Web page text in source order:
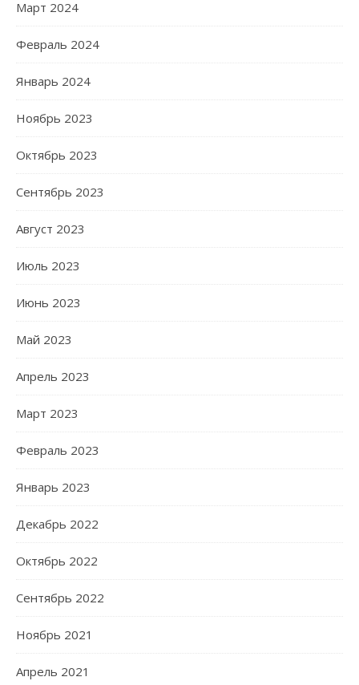
Март 2024
Февраль 2024
Январь 2024
Ноябрь 2023
Октябрь 2023
Сентябрь 2023
Август 2023
Июль 2023
Июнь 2023
Май 2023
Апрель 2023
Март 2023
Февраль 2023
Январь 2023
Декабрь 2022
Октябрь 2022
Сентябрь 2022
Ноябрь 2021
Апрель 2021